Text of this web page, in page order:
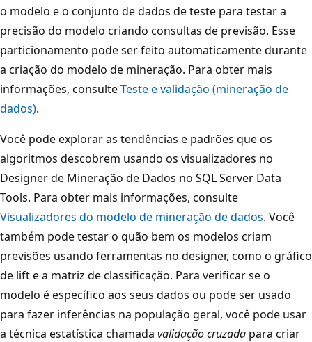
o modelo e o conjunto de dados de teste para testar a
precisão do modelo criando consultas de previsão. Esse
particionamento pode ser feito automaticamente durante
a criação do modelo de mineração. Para obter mais
informações, consulteTeste e validação (mineração de
dados).
Você pode explorar as tendências e padrões que os
algoritmos descobrem usando os visualizadores no
Designer de Mineração de Dados no SQL Server Data
Tools. Para obter mais informações, consulte
Visualizadores do modelo de mineração de dados. Você
também pode testar o quão bem os modelos criam
previsões usando ferramentas no designer, como o gráfico
de lift e a matriz de classificação. Para verificar se o
modelo é específico aos seus dados ou pode ser usado
para fazer inferências na população geral, você pode usar
a técnica estatística chamada validação cruzada para criar